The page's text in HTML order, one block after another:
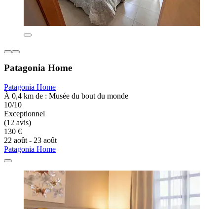
Patagonia Home
Patagonia Home
À 0,4 km de : Musée du bout du monde
10/10
Exceptionnel
(12 avis)
130 €
22 août - 23 août
Patagonia Home